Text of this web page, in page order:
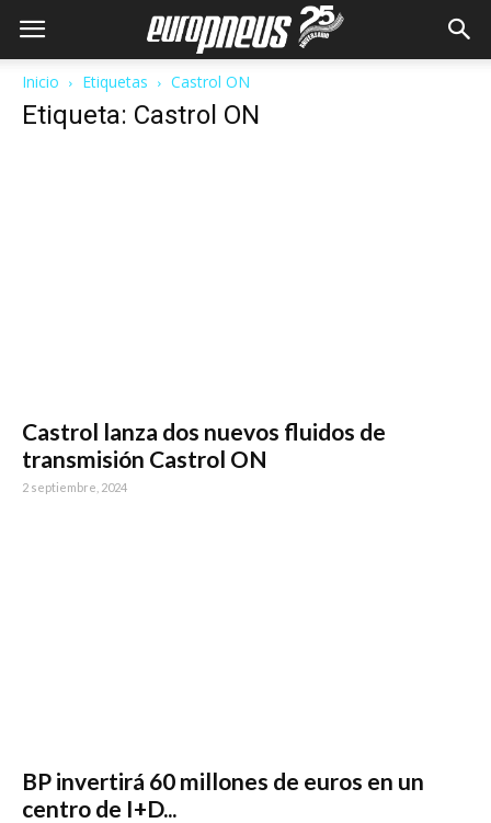
Inicio Etiquetas Castrol ON
Etiqueta: Castrol ON
Castrol lanza dos nuevos fluidos de
transmisión Castrol ON
2 septiembre, 2024
BP invertirá 60 millones de euros en un
centro de I+D...